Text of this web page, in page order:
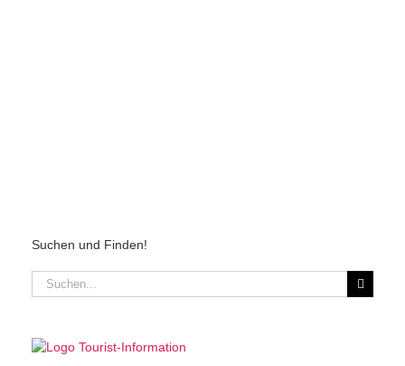
Suchen und Finden!
Suche
nach: